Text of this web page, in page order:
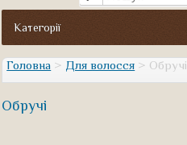
Категорії
Головна > Для волосся > Обручі
Обручі